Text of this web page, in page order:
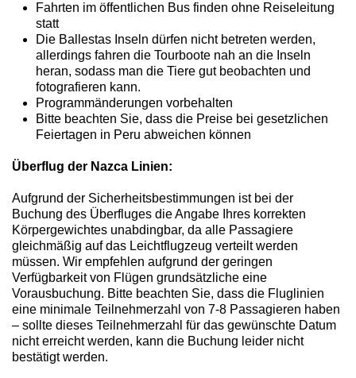
Fahrten im öffentlichen Bus finden ohne Reiseleitung
statt
Die Ballestas Inseln dürfen nicht betreten werden,
allerdings fahren die Tourboote nah an die Inseln
heran, sodass man die Tiere gut beobachten und
fotografieren kann.
Programmänderungen vorbehalten
Bitte beachten Sie, dass die Preise bei gesetzlichen
Feiertagen in Peru abweichen können
Überflug der Nazca Linien:
Aufgrund der Sicherheitsbestimmungen ist bei der
Buchung des Überfluges die Angabe Ihres korrekten
Körpergewichtes unabdingbar, da alle Passagiere
gleichmäßig auf das Leichtflugzeug verteilt werden
müssen. Wir empfehlen aufgrund der geringen
Verfügbarkeit von Flügen grundsätzliche eine
Vorausbuchung. Bitte beachten Sie, dass die Fluglinien
eine minimale Teilnehmerzahl von 7-8 Passagieren haben
– sollte dieses Teilnehmerzahl für das gewünschte Datum
nicht erreicht werden, kann die Buchung leider nicht
bestätigt werden.